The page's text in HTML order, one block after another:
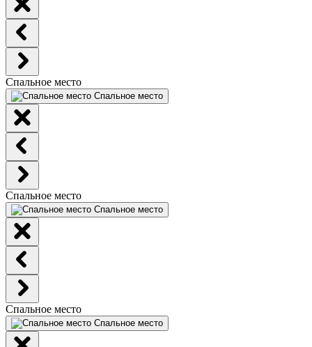
Спальное место
Спальное место
Спальное место
Спальное место
Спальное место
Спальное место